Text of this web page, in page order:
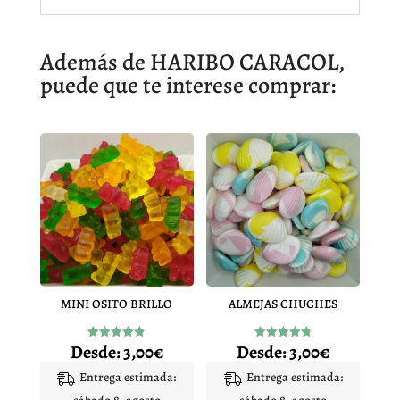
Además de HARIBO CARACOL,
puede que te interese comprar:
MINI OSITO BRILLO
Valorado
con
de 5
Desde:3,00€
Entrega estimada:
ALMEJAS CHUCHES
Valorado
con
de 5
Desde:3,00€
Entrega estimada: